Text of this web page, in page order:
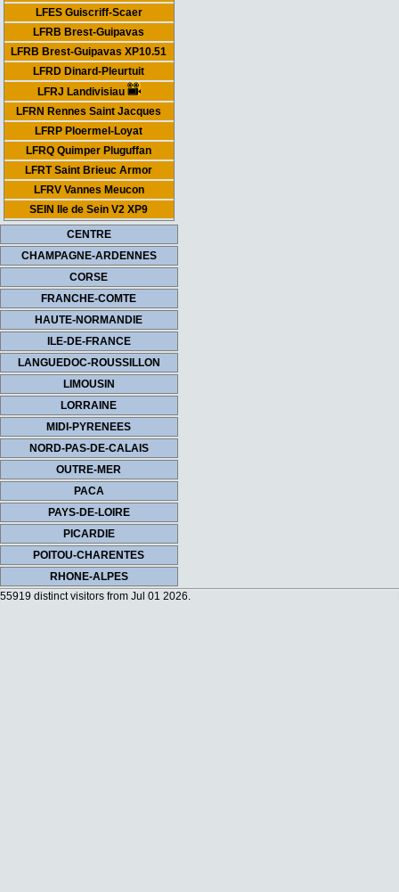
LFES Guiscriff-Scaer
LFRB Brest-Guipavas
LFRB Brest-Guipavas XP10.51
LFRD Dinard-Pleurtuit
LFRJ Landivisiau
LFRN Rennes Saint Jacques
LFRP Ploermel-Loyat
LFRQ Quimper Pluguffan
LFRT Saint Brieuc Armor
LFRV Vannes Meucon
SEIN Ile de Sein V2 XP9
CENTRE
CHAMPAGNE-ARDENNES
CORSE
FRANCHE-COMTE
HAUTE-NORMANDIE
ILE-DE-FRANCE
LANGUEDOC-ROUSSILLON
LIMOUSIN
LORRAINE
MIDI-PYRENEES
NORD-PAS-DE-CALAIS
OUTRE-MER
PACA
PAYS-DE-LOIRE
PICARDIE
POITOU-CHARENTES
RHONE-ALPES
55919 distinct visitors from Jul 01 2026.